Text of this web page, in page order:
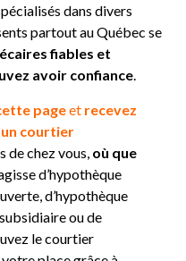
dans divers
partout au Québec se
fiables et
avoir confiance.
pageet recevez
courtier
de chez vous, où que
d’hypothèque
d’hypothèque
ou de
le courtier